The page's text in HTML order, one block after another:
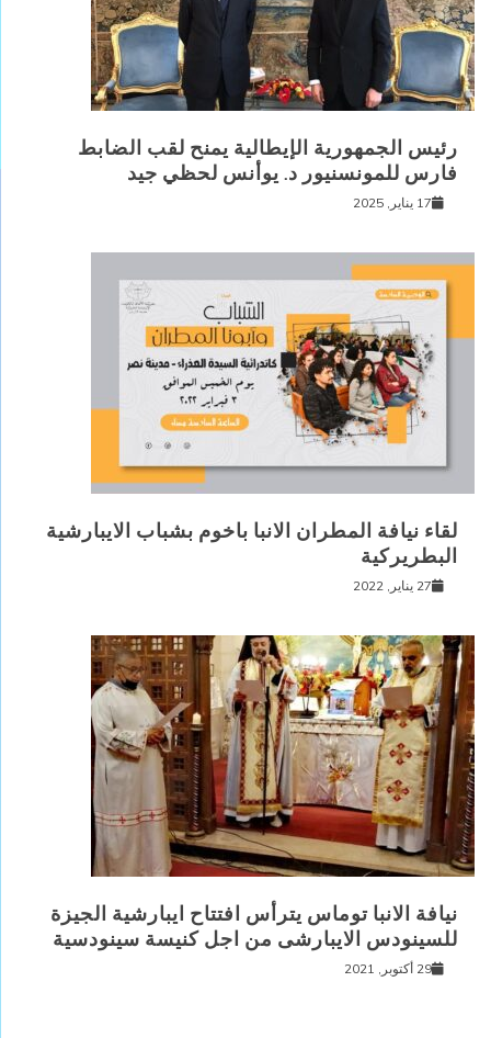
رئيس الجمهورية الإيطالية يمنح لقب الضابط
فارس للمونسنيور د. يوأنس لحظي جيد
17 يناير, 2025
لقاء نيافة المطران الانبا باخوم بشباب الايبارشية
البطريركية
27 يناير, 2022
نيافة الانبا توماس يترأس افتتاح ايبارشية الجيزة
للسينودس الايبارشى من اجل كنيسة سينودسية
29 أكتوبر, 2021